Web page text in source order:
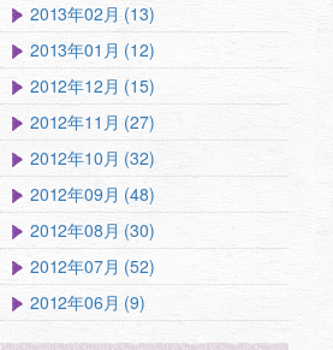
2013年02月 (13)
2013年01月 (12)
2012年12月 (15)
2012年11月 (27)
2012年10月 (32)
2012年09月 (48)
2012年08月 (30)
2012年07月 (52)
2012年06月 (9)